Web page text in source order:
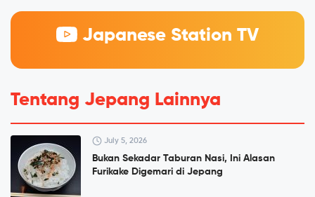
Japanese Station TV
Tentang Jepang Lainnya
July 5, 2026
Bukan Sekadar Taburan Nasi, Ini Alasan
Furikake Digemari di Jepang